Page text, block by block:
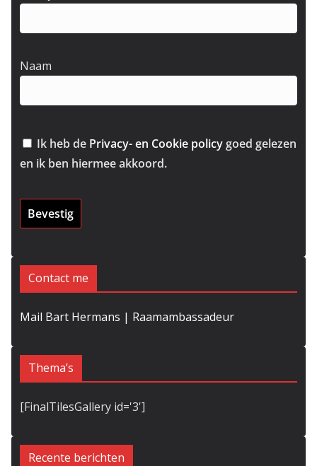
Naam
Ik heb de Privacy- en Cookie policygoed gelezen
en ik ben hiermee akkoord.
Contact me
Mail Bart Hermans | Raamambassadeur
Thema’s
[FinalTilesGallery id='3']
Recente berichten